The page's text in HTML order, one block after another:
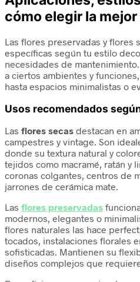
cómo elegir la
Las flores preservadas y flores
específicas según tu estilo
necesidades de
a ciertos ambientes y
hasta espacios minimalistas o
Usos recomendados
Las flores secas destacan en
campestres y vintage. Son
donde su textura natural y
tejidos como macramé, ratán y
coronas colgantes, centros de
jarrones de cerámica mate.
Las flores preservadas
modernos, elegantes o
flores naturales las hace
tocados, instalaciones florales
sofisticadas. Mantienen su
diseños complejos que